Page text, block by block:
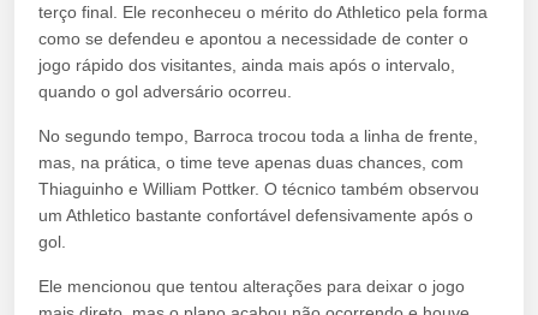
terço final. Ele reconheceu o mérito do Athletico pela forma
como se defendeu e apontou a necessidade de conter o
jogo rápido dos visitantes, ainda mais após o intervalo,
quando o gol adversário ocorreu.
No segundo tempo, Barroca trocou toda a linha de frente,
mas, na prática, o time teve apenas duas chances, com
Thiaguinho e William Pottker. O técnico também observou
um Athletico bastante confortável defensivamente após o
gol.
Ele mencionou que tentou alterações para deixar o jogo